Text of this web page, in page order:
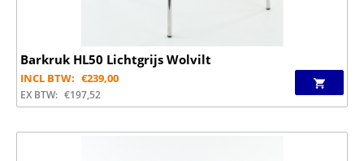
Barkruk HL50 Lichtgrijs Wolvilt
INCL BTW: €239,00
EX BTW: €197,52